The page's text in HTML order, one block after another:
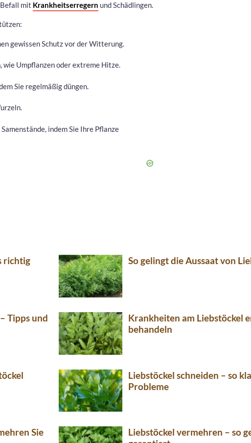
mit Krankheitserregern und Schädlingen.
gewissen Schutz vor der Witterung.
wie Umpflanzen oder extreme Hitze.
Sie regelmäßig düngen.
indem Sie Ihre Pflanze
richtig So gelingt die Aussaat von
Tipps und
Krankheiten am Liebstöckel
behandeln
Liebstöckel schneiden – so
Probleme
Sie
Liebstöckel vermehren – so